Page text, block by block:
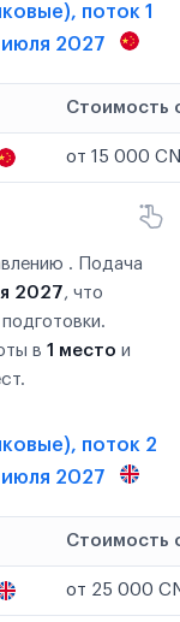
поток 1
июля 2027
Стоимость
от 15 000
. Подача
2027, что
в 1 место и
поток 2
июля 2027
Стоимость
от 25 000